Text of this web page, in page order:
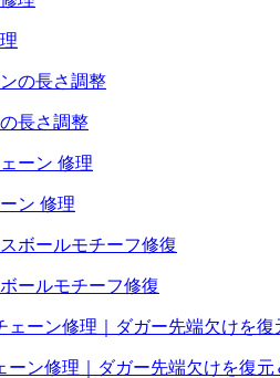
長さ調整
ン 修理
ールモチーフ修復
ン修理｜ダガー先端欠けを復元